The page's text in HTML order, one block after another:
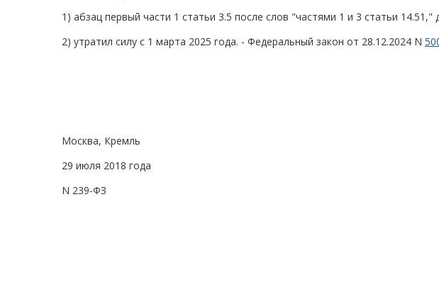
1) абзац первый части 1 статьи 3.5 после слов "частями 1 и 3 статьи
2) утратил силу с 1 марта 2025 года. - Федеральный закон от 28.12.2024 N
Москва, Кремль
29 июля 2018 года
N 239-ФЗ